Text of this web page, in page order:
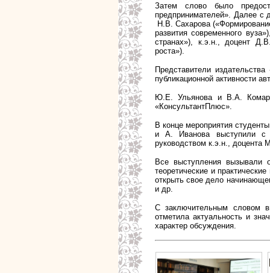
Затем слово было
предпринимателей». Далее с
Н.В. Сахарова
развития современного
странах»), к.э.н., доцент
роста»).
Представители
публикационной активности
Ю.Е. Ульянова и В.А.
«КонсультантПлюс».
В конце мероприятия
и А. Иванова выступили с
руководством к.э.н., доцента
Все выступления вызывали
теоретические и
открыть свое дело
и др.
С заключительным словом
отметила актуальность и
характер обсуждения.